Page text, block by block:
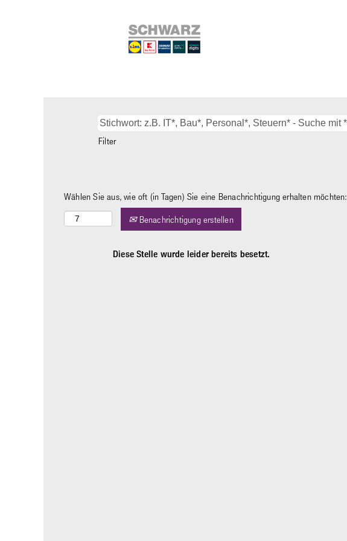
Filter
Wählen Sie aus, wie oft (in Tagen) Sie eine Benachrichtigung erhalten möchten:
Benachrichtigung erstellen
Diese Stelle wurde leider bereits besetzt.